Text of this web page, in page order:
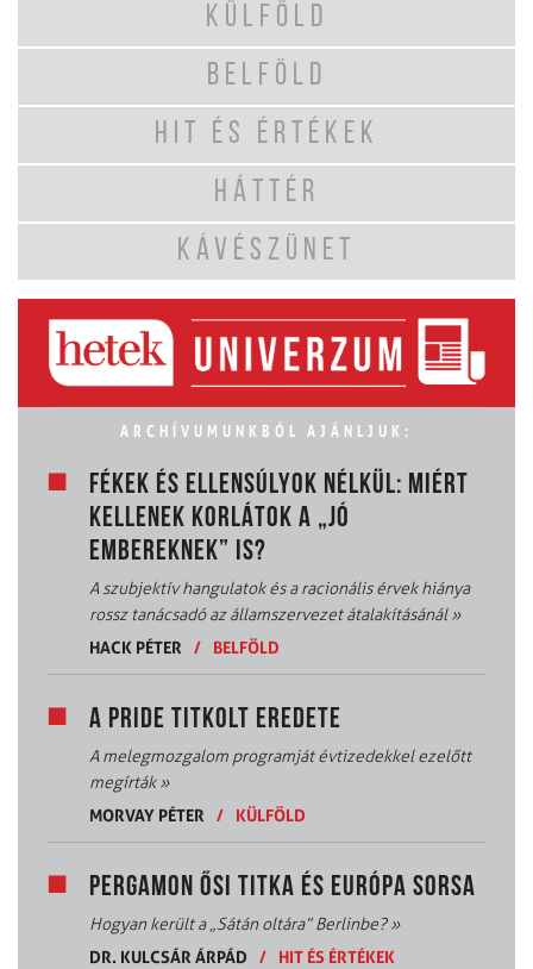
KÜLFÖLD
BELFÖLD
HIT ÉS ÉRTÉKEK
HÁTTÉR
KÁVÉSZÜNET
ARCHÍVUMUNKBÓL AJÁNLJUK:
FÉKEK ÉS ELLENSÚLYOK NÉLKÜL: MIÉRT
KELLENEK KORLÁTOK A „JÓ
EMBEREKNEK” IS?
A szubjektív hangulatok és a racionális érvek hiánya
rossz tanácsadó az államszervezet átalakításánál»
HACK PÉTER / BELFÖLD
A PRIDE TITKOLT EREDETE
A melegmozgalom programját évtizedekkel ezelőtt
megírták»
MORVAY PÉTER / KÜLFÖLD
PERGAMON ŐSI TITKA ÉS EURÓPA SORSA
Hogyan került a „Sátán oltára” Berlinbe?»
DR. KULCSÁR ÁRPÁD
/ HIT ÉS ÉRTÉKEK